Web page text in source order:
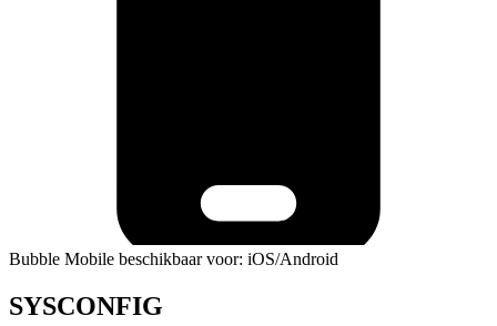
Bubble Mobile beschikbaar voor: iOS/Android
SYSCONFIG